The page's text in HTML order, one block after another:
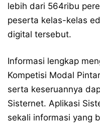
lebih dari 564ribu
peserta kelas-kelas
digital tersebut.
Informasi lengkap
Kompetisi Modal
serta keseruannya
Sisternet. Aplikasi
sekali informasi yang